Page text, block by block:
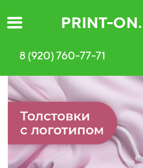
PRINT-
8 (920) 760-77-71